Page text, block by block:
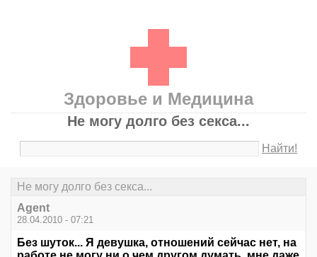
Здоровье и Медицина
Не могу долго без секса...
Найти!
Не могу долго без секса...
Agent
28.04.2010 - 07:21
Без шуток... Я девушка, отношений сейчас нет, на